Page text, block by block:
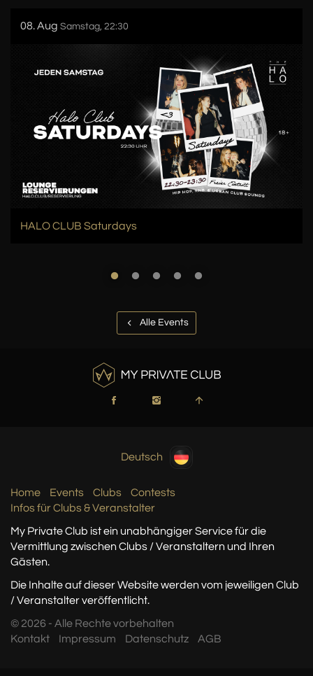
08. Aug Samstag, 22:30
HALO CLUB Saturdays
Alle Events
Deutsch
Home Events Clubs
Contests
Infos für Clubs & Veranstalter
My Private Club ist ein unabhängiger Servicefür die
Vermittlung zwischen Clubs / Veranstaltern und Ihren
Gästen.
Die Inhalte auf dieser Website werden vom jeweiligen Club
/ Veranstalter veröffentlicht.
© 2026 - Alle Rechte vorbehalten
Kontakt
Impressum Datenschutz AGB